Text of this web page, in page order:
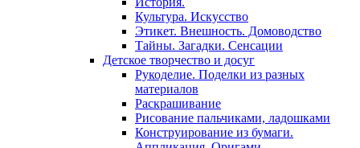
Культура. Искусство
Этикет. Внешность. Домоводство
Тайны. Загадки. Сенсации
Детское творчество и досуг
Рукоделие. Поделки из разных
материалов
Раскрашивание
Рисование пальчиками, ладошками
Конструирование из бумаги.